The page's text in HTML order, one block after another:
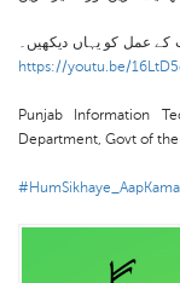
عمل کو یہاں دیکھیں۔
https://youtu.be/
Punjab Information
Department, Govt of the